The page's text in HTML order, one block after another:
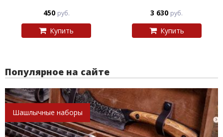
450 руб.
Купить
3 630 руб.
Купить
Популярное на сайте
Шашлычные наборы